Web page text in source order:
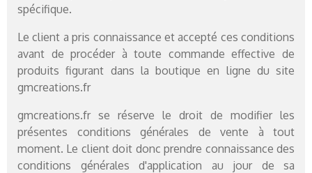
spécifique.
Le client a pris connaissance et accepté ces conditions
avant de procéder à toute commande effective de
produits figurant dans la boutique en ligne du site
gmcreations.fr
gmcreations.fr se réserve le droit de modifier les
présentes conditions générales de vente à tout
moment. Le client doit donc prendre connaissance des
conditions générales d'application au jour de sa